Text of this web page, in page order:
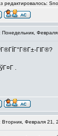
редактировалось:
Понедельник,
ГІГ®?
.
Вторник, Февраля 21,